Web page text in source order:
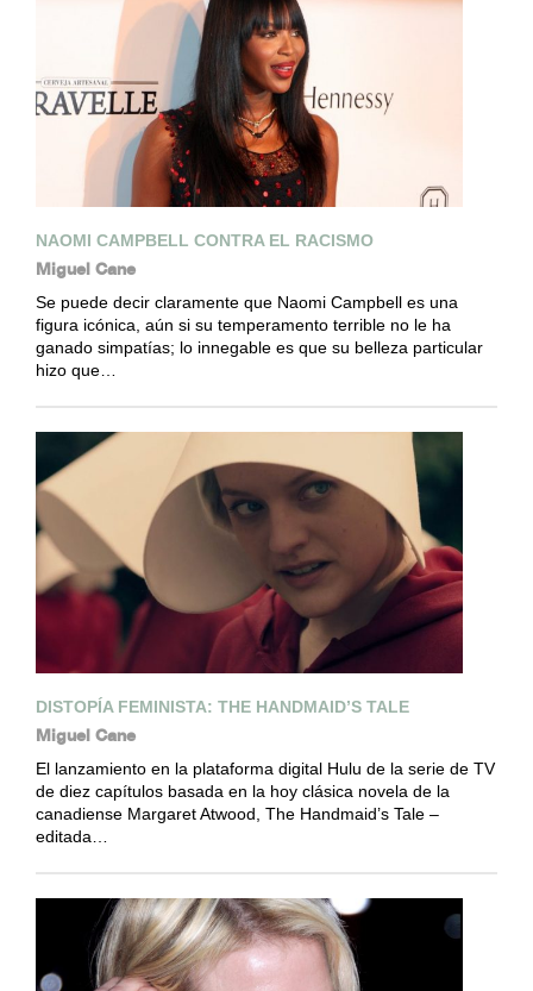
NAOMI CAMPBELL CONTRA EL RACISMO
Miguel Cane
Se puede decir claramente que Naomi Campbell es una
figura icónica, aún si su temperamento terrible no le ha
ganado simpatías; lo innegable es que su belleza particular
hizo que…
DISTOPÍA FEMINISTA: THE HANDMAID’S TALE
Miguel Cane
El lanzamiento en la plataforma digital Hulu de la serie de TV
de diez capítulos basada en la hoy clásica novela de la
canadiense Margaret Atwood, The Handmaid’s Tale –
editada…